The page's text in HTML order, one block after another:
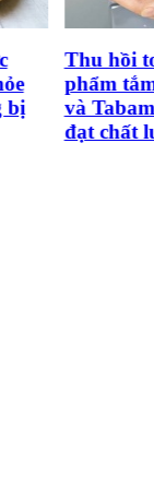
Thu hồi
phẩm tắm
và Tabame
đạt chất